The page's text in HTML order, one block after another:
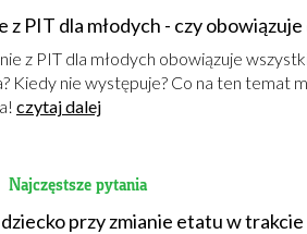
z PIT dla młodych - czy
z PIT dla młodych obowiązuje
Kiedy nie występuje? Co na ten temat
czytaj dalej
Najczęstsze pytania
przy zmianie etatu w